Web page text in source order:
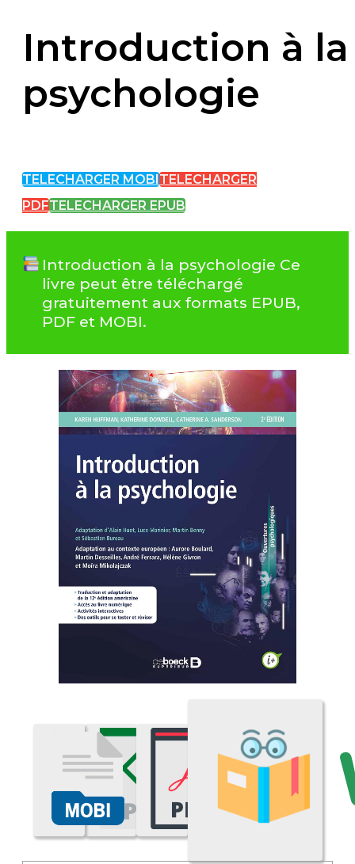
Introduction à la
psychologie
TELECHARGER MOBI TELECHARGER
PDFTELECHARGER EPUB
Introduction à la psychologie Ce
livre peut être téléchargé
gratuitement aux formats EPUB,
PDF et MOBI.